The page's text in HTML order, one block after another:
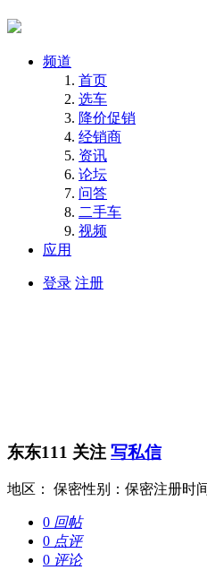
频道
首页
选车
降价促销
经销商
资讯
论坛
问答
二手车
视频
应用
登录 注册
东东111 关注 写私信
地区： 保密性别：保密注册时
0 回帖
0 点评
0 评论